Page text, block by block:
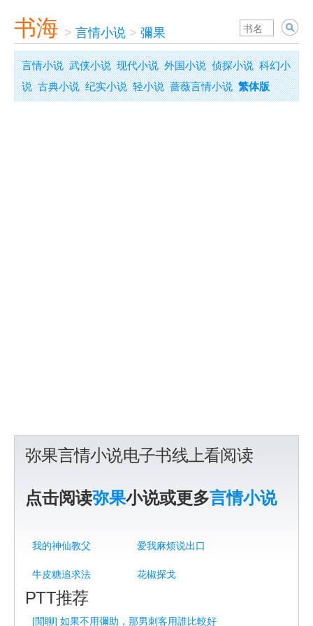
书海 > 言情小说 > 彌果
言情小说 武侠小说 现代小说 外国小说 侦探小说 科幻小
说 古典小说 纪实小说 轻小说 蔷薇言情小说 繁体版
弥果言情小说电子书线上看阅读
点击阅读弥果小说或更多言情小说
我的神仙教父 爱我麻烦说出口
牛皮糖追求法 花椒探戈
PTT推荐
[閒聊] 如果不用彌助，那男刺客用誰比較好